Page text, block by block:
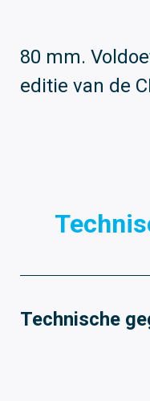
80 mm.
editie van de
Technische